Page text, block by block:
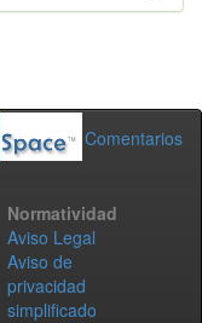
Comentarios
Normatividad
Aviso Legal
Aviso de
privacidad
simplificado